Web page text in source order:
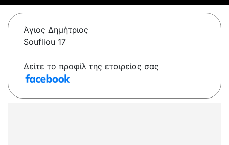
Άγιος Δημήτριος
Soufliou 17
Δείτε το προφίλ της εταιρείας σας